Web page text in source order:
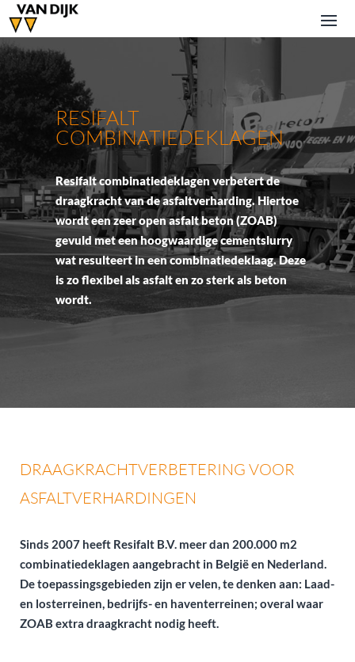
RESIFALT
COMBINATIEDEKLAGEN
Resifalt combinatiedeklagen verbetert de
draagkracht van de asfaltverharding. Hiertoe
wordt een zeer open asfalt beton (ZOAB)
gevuld met een hoogwaardige cementslurry
wat resulteert in een combinatiedeklaag. Deze
is zo flexibel als asfalt en zo sterk als beton
wordt.
DRAAGKRACHTVERBETERING VOOR
ASFALTVERHARDINGEN
Sinds 2007 heeft Resifalt B.V. meer dan 200.000 m2
combinatiedeklagen aangebracht in België en Nederland.
De toepassingsgebieden zijn er velen, te denken aan: Laad-
en losterreinen, bedrijfs- en haventerreinen; overal waar
ZOAB extra draagkracht nodig heeft.